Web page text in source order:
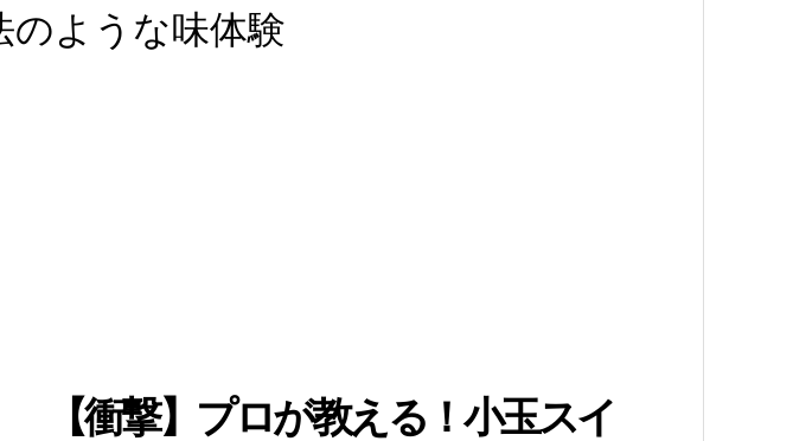
のような味体験
【衝撃】プロが教える！小玉スイ